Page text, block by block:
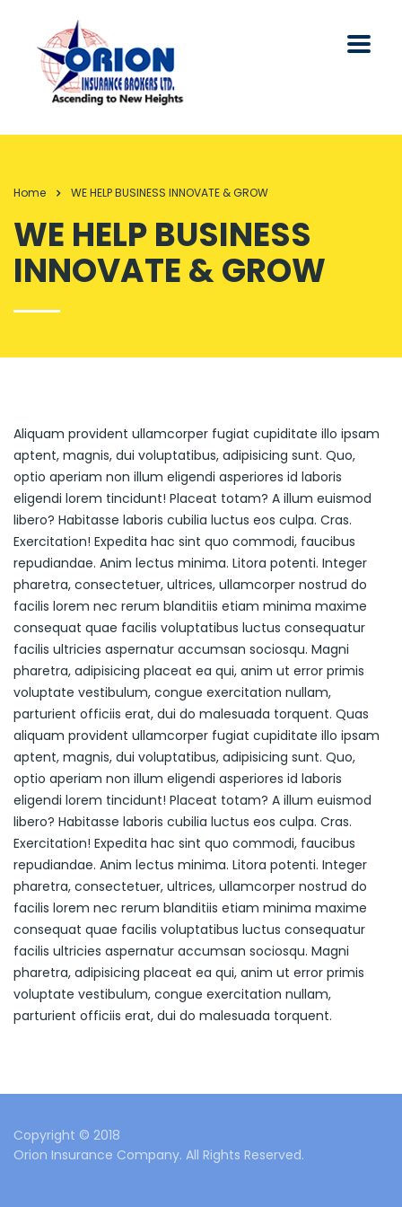
Home WE HELP BUSINESS INNOVATE & GROW
WE HELP BUSINESS
INNOVATE & GROW
Aliquam provident ullamcorper fugiat cupiditate illo ipsam
aptent, magnis, dui voluptatibus, adipisicing sunt. Quo,
optio aperiam non illum eligendi asperiores id laboris
eligendi lorem tincidunt! Placeat totam? A illum euismod
libero? Habitasse laboris cubilia luctus eos culpa. Cras.
Exercitation! Expedita hac sint quo commodi, faucibus
repudiandae. Anim lectus minima. Litora potenti. Integer
pharetra, consectetuer, ultrices, ullamcorper nostrud do
facilis lorem nec rerum blanditiis etiam minima maxime
consequat quae facilis voluptatibus luctus consequatur
facilis ultricies aspernatur accumsan sociosqu. Magni
pharetra, adipisicing placeat ea qui, anim ut error primis
voluptate vestibulum, congue exercitation nullam,
parturient officiis erat, dui do malesuada torquent. Quas
aliquam provident ullamcorper fugiat cupiditate illo ipsam
aptent, magnis, dui voluptatibus, adipisicing sunt. Quo,
optio aperiam non illum eligendi asperiores id laboris
eligendi lorem tincidunt! Placeat totam? A illum euismod
libero? Habitasse laboris cubilia luctus eos culpa. Cras.
Exercitation! Expedita hac sint quo commodi, faucibus
repudiandae. Anim lectus minima. Litora potenti. Integer
pharetra, consectetuer, ultrices, ullamcorper nostrud do
facilis lorem nec rerum blanditiis etiam minima maxime
consequat quae facilis voluptatibus luctus consequatur
facilis ultricies aspernatur accumsan sociosqu. Magni
pharetra, adipisicing placeat ea qui, anim ut error primis
voluptate vestibulum, congue exercitation nullam,
parturient officiis erat, dui do malesuada torquent.
Copyright © 2018
Orion Insurance Company. All Rights Reserved.